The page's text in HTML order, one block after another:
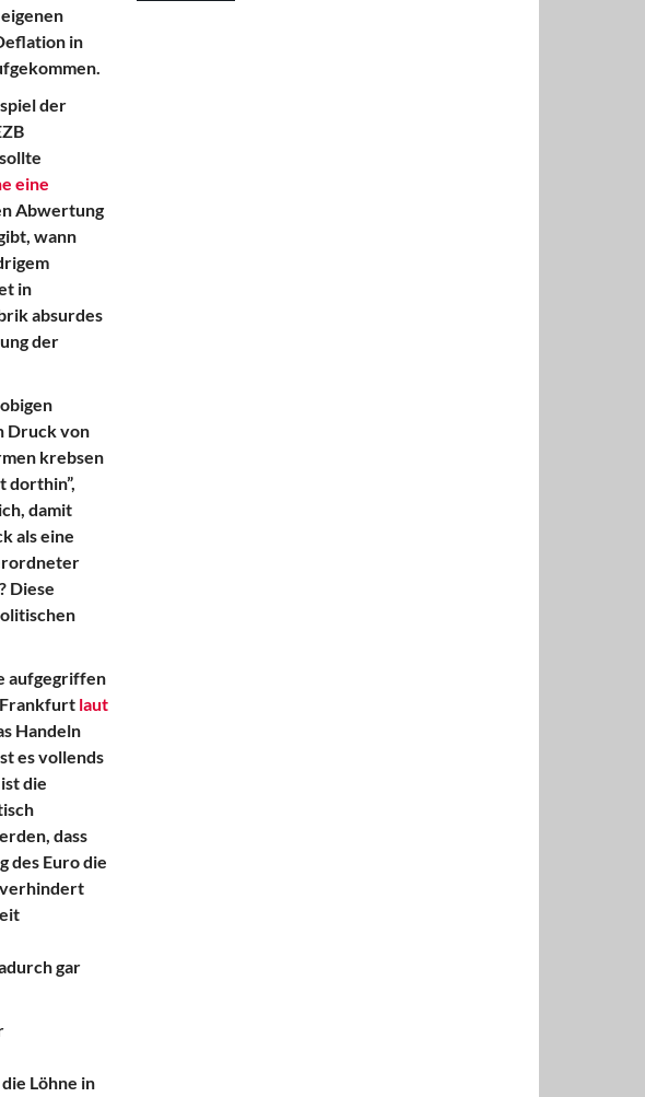
in
der
eine
Abwertung
wann
in
absurdes
der
Druck von
krebsen
dorthin”,
damit
als eine
Diese
aufgegriffen
Frankfurt laut
Handeln
es vollends
die
dass
des Euro die
gar
Löhne in